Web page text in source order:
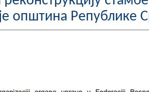
општина Републике